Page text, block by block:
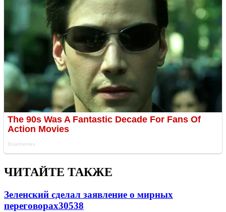
ЧИТАЙТЕ ТАКЖЕ
Зеленский сделал заявление о мирных
переговорах30538